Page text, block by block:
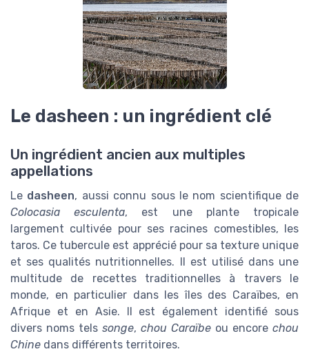
Le dasheen : un ingrédient clé
Un ingrédient ancien aux multiples
appellations
Le dasheen, aussi connu sous le nom scientifique de
Colocasia esculenta, est une plante tropicale
largement cultivée pour ses racines comestibles, les
taros. Ce tubercule est apprécié pour sa texture unique
et ses qualités nutritionnelles. Il est utilisé dans une
multitude de recettes traditionnelles à travers le
monde, en particulier dans les îles des Caraïbes, en
Afrique et en Asie. Il est également identifié sous
divers noms tels songe, chou Caraïbe ou encore chou
Chine dans différents territoires.